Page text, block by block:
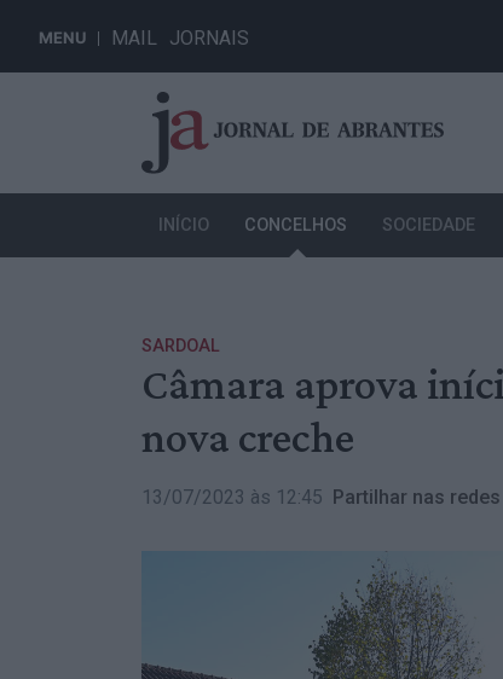
MENU MAIL JORNAIS
INÍCIO CONCELHOS SOCIEDADE
SARDOAL
Câmara aprova
nova creche
13/07/2023 às 12:45 Partilhar nas